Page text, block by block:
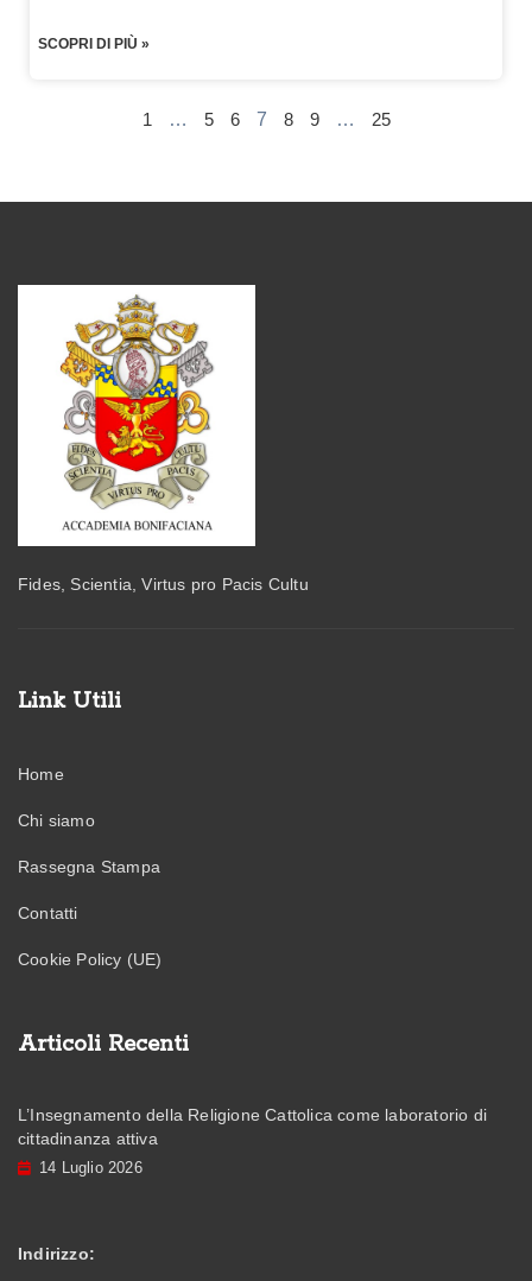
SCOPRI DI PIÙ »
1 … 5 6 7 8 9 … 25
Fides, Scientia, Virtus pro Pacis Cultu
Link Utili
Home
Chi siamo
Rassegna Stampa
Contatti
Cookie Policy (UE)
Articoli Recenti
L’Insegnamento della Religione Cattolica come laboratorio di
cittadinanza attiva
14 Luglio 2026
Indirizzo: